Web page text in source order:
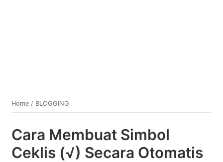
Home / BLOGGING
Cara Membuat Simbol
Ceklis (√) Secara Otomatis